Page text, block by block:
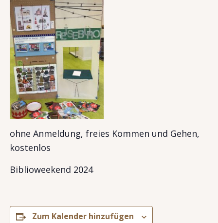
ohne Anmeldung, freies Kommen und Gehen,
kostenlos
Biblioweekend 2024
Zum Kalender hinzufügen